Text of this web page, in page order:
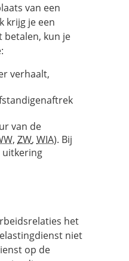
van een
krijg je een
betalen, kun je
verhaalt,
van de
,ZW,WIA). Bij
uitkering
het
niet
op de